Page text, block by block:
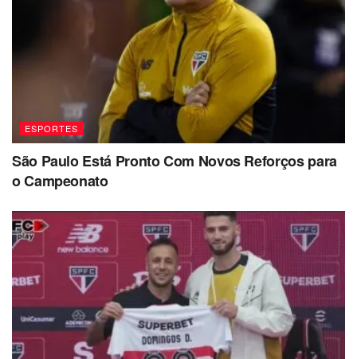
ESPORTES
São Paulo Está Pronto Com Novos Reforços para
o Campeonato